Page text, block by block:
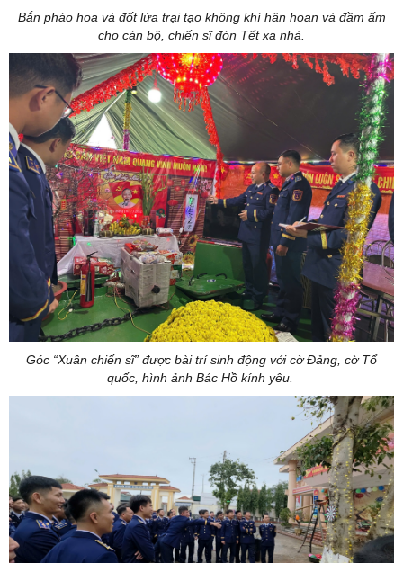
Bắn pháo hoa và đốt lửa trại tạo không khí hân hoan và đầm ấm
cho cán bộ, chiến sĩ đón Tết xa nhà.
Góc “Xuân chiến sĩ” được bài trí sinh động với cờ Đảng, cờ Tổ
quốc, hình ảnh Bác Hồ kính yêu.